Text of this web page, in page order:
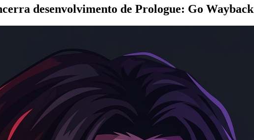
desenvolvimento de Prologue: Go Wayback